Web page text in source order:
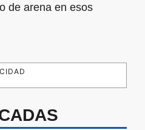
de arena en esos